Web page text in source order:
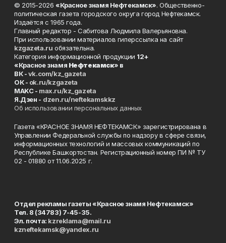
© 2015-2026 «Красное знамя Нефтекамск». Общественно-
политическая газета городского округа город Нефтекамск.
Издаётся с 1965 года.
Главный редактор - Сабитова Людмила Валерьяновна.
При использовании материалов гиперссылка на сайт
kzgazeta.ru обязательна.
Категория информационной продукции 12+
«Красное знамя Нефтекамск» в
ВК -vk.com/kz_gazeta
ОК - ok.ru/kzgazeta
MAKC - max.ru/kz_gazeta
Я.Дзен - dzen.ru/neftekamskkz
Об использовании персональных данных
Газета «КРАСНОЕ ЗНАМЯ НЕФТЕКАМСК» зарегистрирована в
Управлении Федеральной службы по надзору в сфере связи,
информационных технологий и массовых коммуникаций по
Республике Башкортостан. Регистрационный номер ПИ № ТУ
02 - 01880 от 11.06.2025 г.
Отдел рекламы газеты «Красное знамя Нефтекамск»
Тел. 8 (34783) 7-45-35.
Эл. почта: kzreklama@mail.ru
kzneftekamsk@yandex.ru